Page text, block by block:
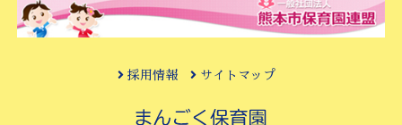
採用情報 サイトマップ